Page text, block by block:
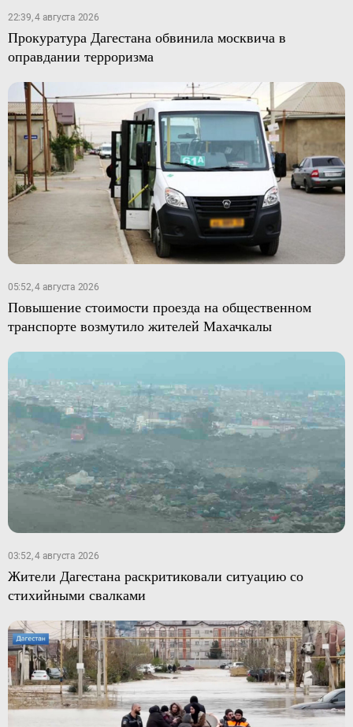
22:39, 4 августа 2026
Прокуратура Дагестана обвинила москвича в
оправдании терроризма
05:52, 4 августа 2026
Повышение стоимости проезда на общественном
транспорте возмутило жителей Махачкалы
03:52, 4 августа 2026
Жители Дагестана раскритиковали ситуацию со
стихийными свалками